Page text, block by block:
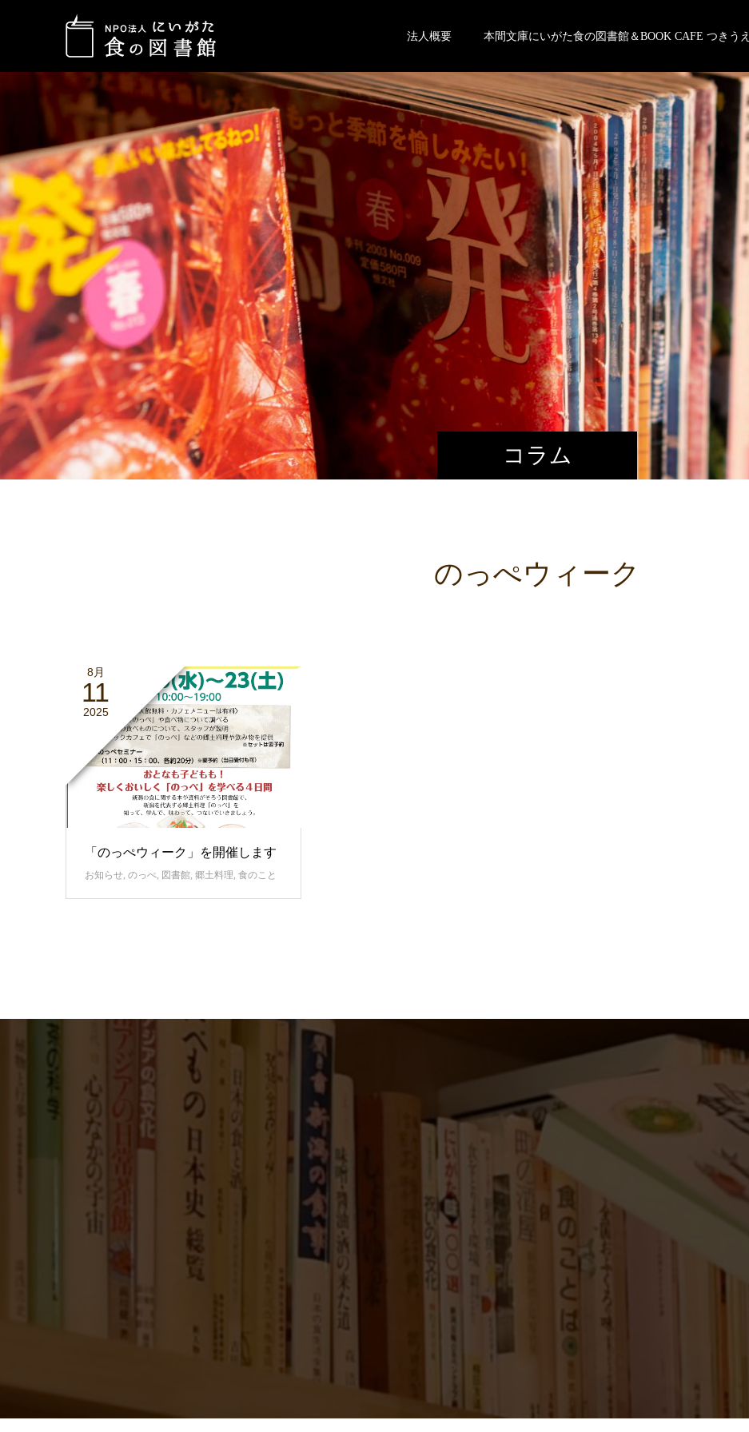
法人概要 本間文庫にいがた食の図書館＆BOOK CAFE つきうえ
コラム
のっぺウィーク
8月
11
2025
「のっぺウィーク」を開催します
お知らせ のっぺ 図書館 郷土料理 食のこと